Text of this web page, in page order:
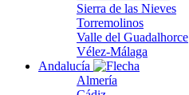
Sierra de las Nieves
Torremolinos
Valle del Guadalhorce
Vélez-Málaga
Andalucía
Almería